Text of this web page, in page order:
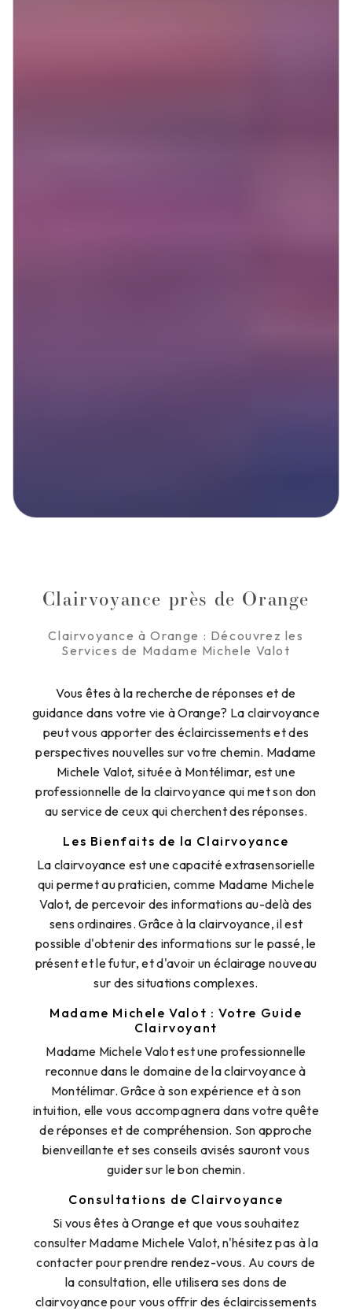
Clairvoyance près de Orange
Clairvoyance à Orange : Découvrez les
Services de Madame Michele Valot
Vous êtes à la recherche de réponses et de
guidance dans votre vie à Orange? La clairvoyance
peut vous apporter des éclaircissements et des
perspectives nouvelles sur votre chemin. Madame
Michele Valot, située à Montélimar, est une
professionnelle de la clairvoyance qui met son don
au service de ceux qui cherchent des réponses.
Les Bienfaits de la Clairvoyance
La clairvoyance est une capacité extrasensorielle
qui permet au praticien, comme Madame Michele
Valot, de percevoir des informations au-delà des
sens ordinaires. Grâce à la clairvoyance, il est
possible d'obtenir des informations sur le passé, le
présent et le futur, et d'avoir un éclairage nouveau
sur des situations complexes.
Madame Michele Valot : Votre Guide
Clairvoyant
Madame Michele Valot est une professionnelle
reconnue dans le domaine de la clairvoyance à
Montélimar. Grâce à son expérience et à son
intuition, elle vous accompagnera dans votre quête
de réponses et de compréhension. Son approche
bienveillante et ses conseils avisés sauront vous
guider sur le bon chemin.
Consultations de Clairvoyance
Si vous êtes à Orange et que vous souhaitez
consulter Madame Michele Valot, n'hésitez pas à la
contacter pour prendre rendez-vous. Au cours de
la consultation, elle utilisera ses dons de
clairvoyance pour vous offrir des éclaircissements